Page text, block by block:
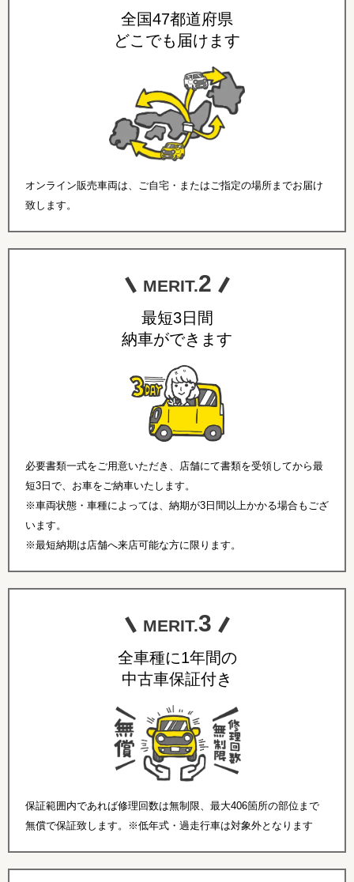
全国47都道府県
どこでも届けます
オンライン販売車両は、ご自宅・またはご指定の場所までお届け
致します。
MERIT.2
最短3日間
納車ができます
必要書類一式をご用意いただき、店舗にて書類を受領してから最
短3日で、お車をご納車いたします。
※車両状態・車種によっては、納期が3日間以上かかる場合もござ
います。
※最短納期は店舗へ来店可能な方に限ります。
MERIT.3
全車種に1年間の
中古車保証付き
保証範囲内であれば修理回数は無制限、最大406箇所の部位まで
無償で保証致します。※低年式・過走行車は対象外となります